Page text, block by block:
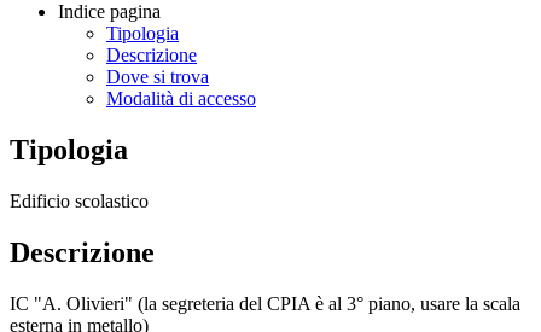
Indice pagina
Tipologia
Descrizione
Dove si trova
Modalità di accesso
Tipologia
Edificio scolastico
Descrizione
IC "A. Olivieri" (la segreteria del CPIA è al 3° piano, usare la scala
esterna in metallo)